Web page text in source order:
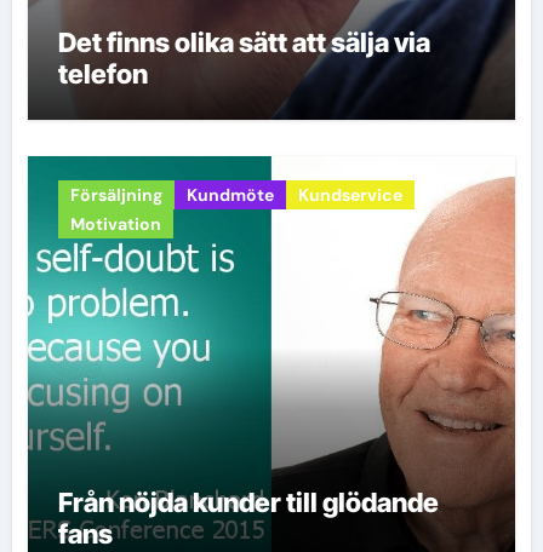
Det finns olika sätt att sälja via
telefon
Försäljning Kundmöte
Kundservice
Motivation
Från nöjda kunder till glödande
fans